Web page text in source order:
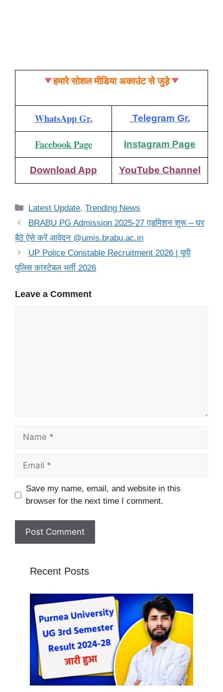
हमारे सोशल मीडिया अकाउंट से जुड़े
WhatsApp Gr. Telegram Gr.
Facebook Page Instagram Page
Download App YouTube Channel
Categories
Latest Update,Trending News
BRABU PG Admission 2025-27 एडमिशन शुरू – घर
बैठे ऐसे करें आवेदन @umis.brabu.ac.in
UP Police Constable Recruitment 2026 | यूपी
पुलिस कांस्टेबल भर्ती 2026
Leave a Comment
Name
Email
Website
Save my name, email, and website in this
browser for the next time I comment.
Recent Posts